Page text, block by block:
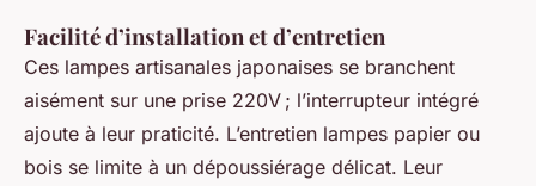
Facilité d’installation et d’entretien
Ces lampes artisanales japonaises se branchent
aisément sur une prise 220V ; l’interrupteur intégré
ajoute à leur praticité. L’entretien lampes papier ou
bois se limite à un dépoussiérage délicat. Leur